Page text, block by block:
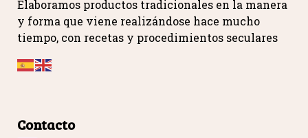
Elaboramos productos tradicionales en la manera
y forma que viene realizándose hace mucho
tiempo, con recetas y procedimientos seculares
Contacto